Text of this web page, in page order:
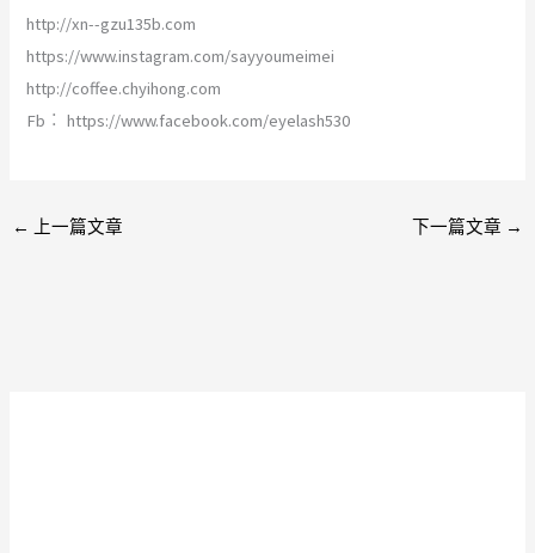
http://xn--gzu135b.com
https://www.instagram.com/sayyoumeimei
http://coffee.chyihong.com
Fb︰ https://www.facebook.com/eyelash530
← 上一篇文章 下一篇文章 →